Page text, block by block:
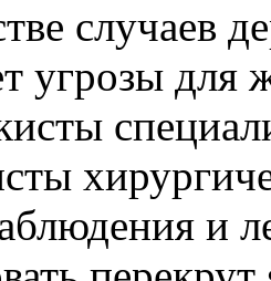
случаев
угрозы
и